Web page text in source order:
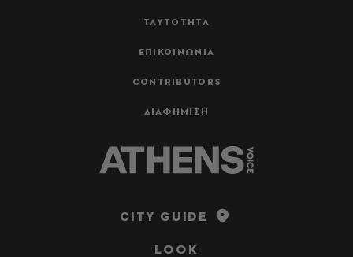
ΤΑΥΤΟΤΗΤΑ
ΕΠΙΚΟΙΝΩΝΙΑ
CONTRIBUTORS
ΔΙΑΦΗΜΙΣΗ
CITY GUIDE
LOOK